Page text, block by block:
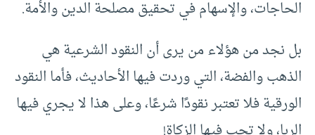
الحاجات، والإسهام في تحقيق مصلحة الدين والأمة.
بل نجد من هؤلاء من يرى أن النقود الشرعية هي
الذهب والفضة، التي وردت فيها الأحاديث، فأما النقود
الورقية فلا تعتبر نقودًا شرعًا، وعلى هذا لا يجري فيها